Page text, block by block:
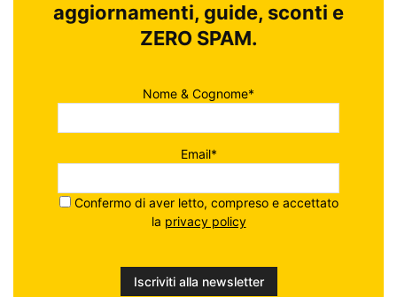
aggiornamenti, guide, sconti e
ZERO SPAM.
Nome & Cognome*
Email*
Confermo di aver letto, compreso e accettato
la privacy policy